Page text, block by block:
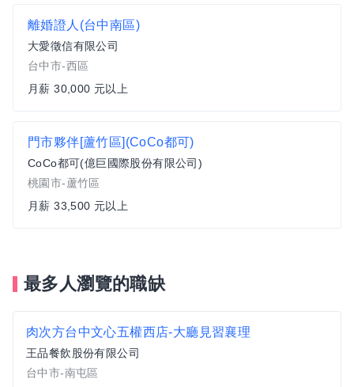
離婚證人(台中南區)
大愛徵信有限公司
台中市-西區
月薪 30,000 元以上
門市夥伴[蘆竹區](CoCo都可)
CoCo都可(億巨國際股份有限公司)
桃園市-蘆竹區
月薪 33,500 元以上
最多人瀏覽的職缺
肉次方台中文心五權西店-大廳見習襄理
王品餐飲股份有限公司
台中市-南屯區